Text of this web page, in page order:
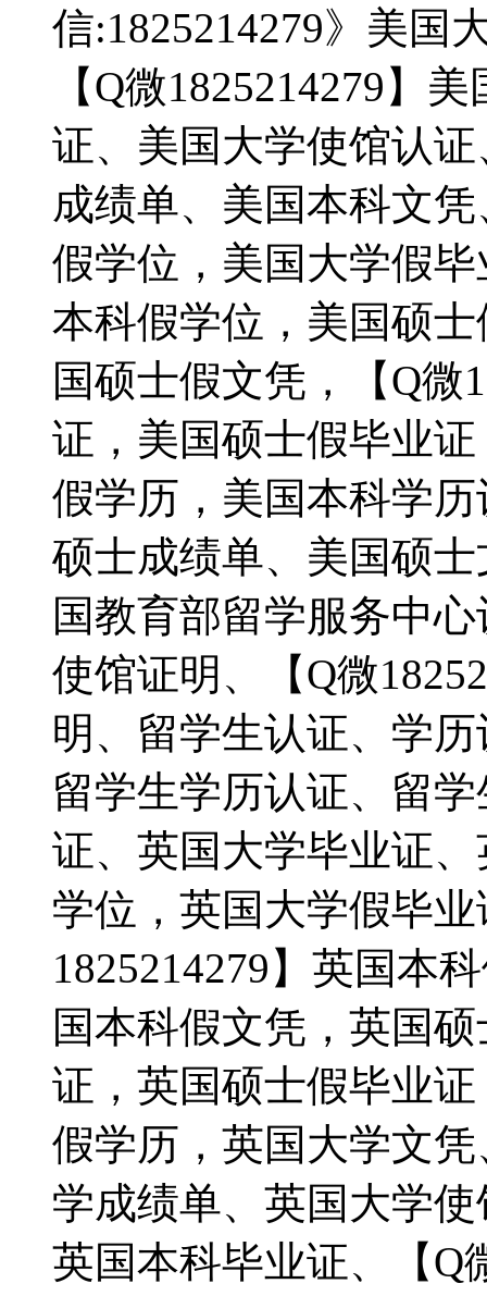
信:1825214279》美国
【Q微1825214279】
证、美国大学使馆认
成绩单、美国本科文
假学位，美国大学假
本科假学位，美国硕
国硕士假文凭，【Q微
证，美国硕士假毕业
假学历，美国本科学
硕士成绩单、美国硕
国教育部留学服务中
使馆证明、【Q微
明、留学生认证、学
留学生学历认证、留
证、英国大学毕业证
学位，英国大学假毕
1825214279】英国本
国本科假文凭，英国
证，英国硕士假毕业
假学历，英国大学文凭
学成绩单、英国大学
英国本科毕业证、【Q